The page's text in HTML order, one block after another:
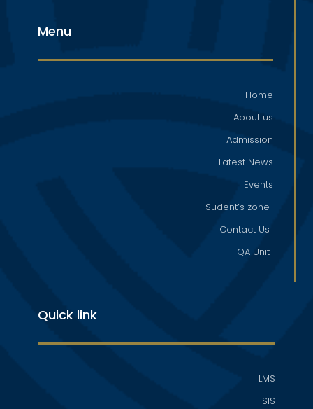
Menu
Home
About us
Admission
Latest News
Events
Sudent’s zone
Contact Us
QA Unit
Quick link
LMS
SIS